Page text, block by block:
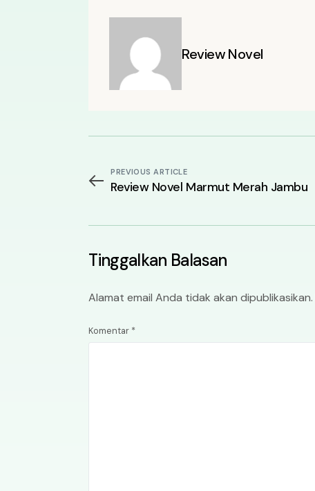
Review Novel
PREVIOUS ARTICLE
Review Novel Marmut Merah Jambu
Tinggalkan Balasan
Alamat email Anda tidak akan dipublikasikan.
Komentar *